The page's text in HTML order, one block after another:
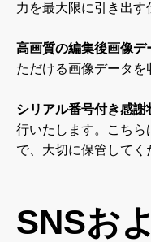
SNSお
力を最大限に引き出す
高画質の編集後画像デ
ただける画像データを
シリアル番号付き感謝
行いたします。こち
で、大切に保管してく